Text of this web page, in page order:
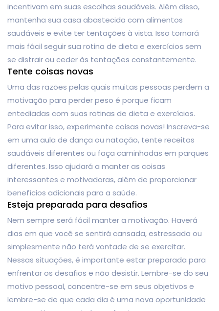
incentivam em suas escolhas saudáveis. Além disso,
mantenha sua casa abastecida com alimentos
saudáveis ​​e evite ter tentações à vista. Isso tornará
mais fácil seguir sua rotina de dieta e exercícios sem
se distrair ou ceder às tentações constantemente.
Tente coisas novas
Uma das razões pelas quais muitas pessoas perdem a
motivação para perder peso é porque ficam
entediadas com suas rotinas de dieta e exercícios.
Para evitar isso, experimente coisas novas! Inscreva-se
em uma aula de dança ou natação, tente receitas
saudáveis ​​diferentes ou faça caminhadas em parques
diferentes. Isso ajudará a manter as coisas
interessantes e motivadoras, além de proporcionar
benefícios adicionais para a saúde.
Esteja preparada para desafios
Nem sempre será fácil manter a motivação. Haverá
dias em que você se sentirá cansada, estressada ou
simplesmente não terá vontade de se exercitar.
Nessas situações, é importante estar preparada para
enfrentar os desafios e não desistir. Lembre-se do seu
motivo pessoal, concentre-se em seus objetivos e
lembre-se de que cada dia é uma nova oportunidade